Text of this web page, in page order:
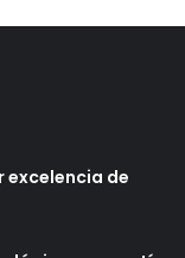
excelencia de